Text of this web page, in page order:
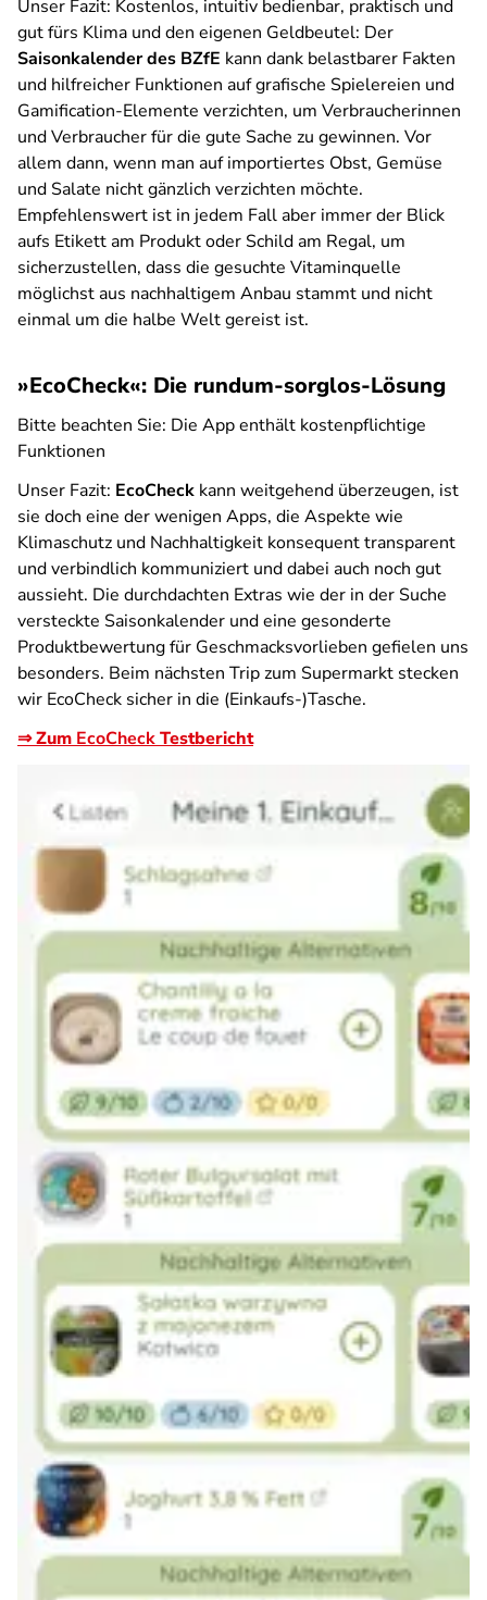
Unser Fazit: Kostenlos, intuitiv bedienbar, praktisch und
gut fürs Klima und den eigenen Geldbeutel: Der
Saisonkalender des BZfE kann dank belastbarer Fakten
und hilfreicher Funktionen auf grafische Spielereien und
Gamification-Elemente verzichten, um Verbraucherinnen
und Verbraucher für die gute Sache zu gewinnen. Vor
allem dann, wenn man auf importiertes Obst, Gemüse
und Salate nicht gänzlich verzichten möchte.
Empfehlenswert ist in jedem Fall aber immer der Blick
aufs Etikett am Produkt oder Schild am Regal, um
sicherzustellen, dass die gesuchte Vitaminquelle
möglichst aus nachhaltigem Anbau stammt und nicht
einmal um die halbe Welt gereist ist.
»EcoCheck«: Die rundum-sorglos-Lösung
Bitte beachten Sie: Die App enthält kostenpflichtige
Funktionen
Unser Fazit: EcoCheck kann weitgehend überzeugen, ist
sie doch eine der wenigen Apps, die Aspekte wie
Klimaschutz und Nachhaltigkeit konsequent transparent
und verbindlich kommuniziert und dabei auch noch gut
aussieht. Die durchdachten Extras wie der in der Suche
versteckte Saisonkalender und eine gesonderte
Produktbewertung für Geschmacksvorlieben gefielen uns
besonders. Beim nächsten Trip zum Supermarkt stecken
wir EcoCheck sicher in die (Einkaufs-)Tasche.
⇒ Zum EcoCheckTestbericht